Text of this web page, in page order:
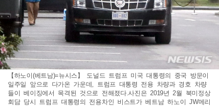
【하노이(베트남)=뉴시스】 도널드 트럼프 미국 대통령의 중국 방문이
일주일 앞으로 다가온 가운데, 트럼프 대통령 전용 차량과 경호 차량
들이 베이징에서 목격된 것으로 전해졌다.사진은 2019년 2월 북미정상
회담 당시 트럼프 대통령의 전용차인 비스트가 베트남 하노이 JW메리